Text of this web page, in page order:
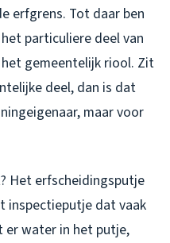
erfgrens. Tot daar ben
particuliere deel van
gemeentelijk riool. Zit
deel, dan is dat
maar voor
Het erfscheidingsputje
inspectieputje dat vaak
er water in het putje,